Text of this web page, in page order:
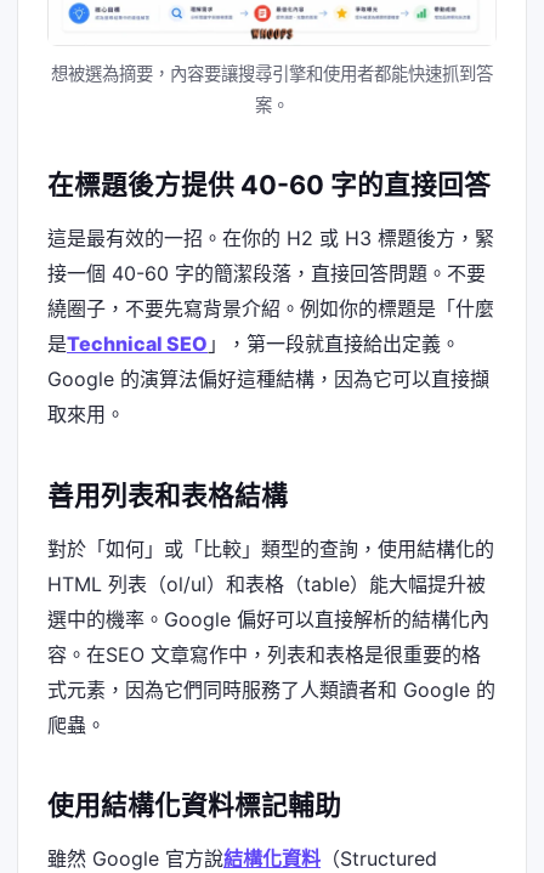
想被選為摘要，內容要讓搜尋引擎和使用者都能快速抓到答
案。
在標題後方提供 40-60 字的直接回答
這是最有效的一招。在你的 H2 或 H3 標題後方，緊
接一個 40-60 字的簡潔段落，直接回答問題。不要
繞圈子，不要先寫背景介紹。例如你的標題是「什麼
是Technical SEO 」，第一段就直接給出定義。
Google 的演算法偏好這種結構，因為它可以直接擷
取來用。
善用列表和表格結構
對於「如何」或「比較」類型的查詢，使用結構化的
HTML 列表（ol/ul）和表格（table）能大幅提升被
選中的機率。Google 偏好可以直接解析的結構化內
容。在SEO 文章寫作中，列表和表格是很重要的格
式元素，因為它們同時服務了人類讀者和 Google 的
爬蟲。
使用結構化資料標記輔助
雖然 Google 官方說結構化資料 （Structured